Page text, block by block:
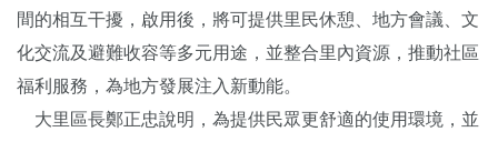
間的相互干擾，啟用後，將可提供里民休憩、地方會議、文
化交流及避難收容等多元用途，並整合里內資源，推動社區
福利服務，為地方發展注入新動能。
大里區長鄭正忠說明，為提供民眾更舒適的使用環境，並